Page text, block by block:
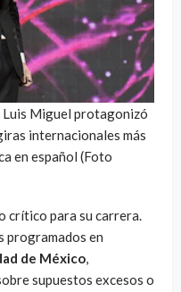
Luis Miguel protagonizó
internacionales más
en español (Foto
crítico para su carrera.
programados en
de México,
supuestos excesos o